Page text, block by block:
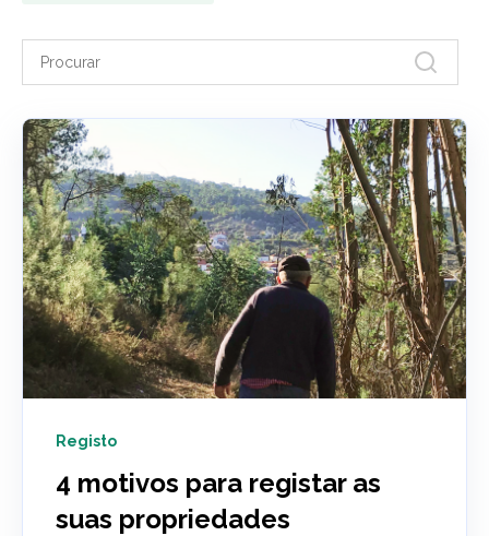
Registo
4 motivos para registar as
suas propriedades